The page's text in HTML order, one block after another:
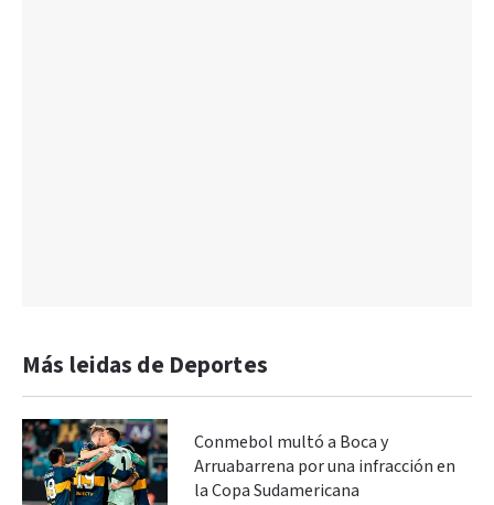
Más leidas de Deportes
Conmebol multó a Boca y
Arruabarrena por una infracción en
la Copa Sudamericana